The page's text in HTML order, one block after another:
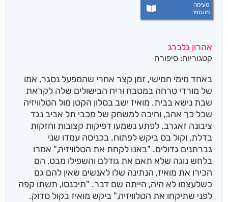
טעימה
מהספר
אהרון גלברג
קטגוריות: סיפורת
באחד מימי חמישי, זמן קצר אחרי שהמפעל נסגר, אמו
של מורדי טרחה במטבח וריח הבישולים שלה לקראת
שבת נישא בבית. מואיז ישב בסלון הקטן מול הטלוויזיה
שכל כך אהב, וחיכה למשחק של מכבי תל אביב נגד
ציבונה זאגרב. לפתע נשמעו דפיקות קצובות וחזקות
בדלת, וקול בס ביקש לפתוח. בכניסה עמדו שני
גברתנים גדולים. "באנו לקחת את הטלוויזיה," אמרו
בלחש נוגה שלא תאם את גודלם והשפילו מבט, הם
הכירו את מואיז, הנתינה שלו לאנשים שאין להם גם
כשלעצמו לא היה, הייתה שם דבר. "תיכנסו, תשתו קפה
לפני שתיקחו את הטלוויזיה," ביקש מואיז בקול סדוק.